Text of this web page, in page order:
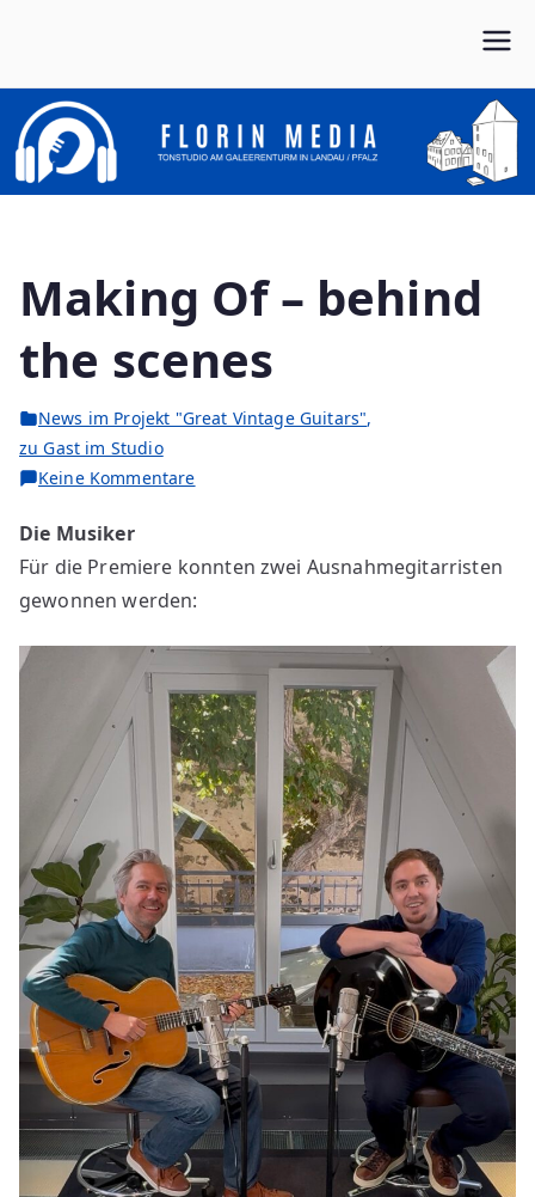
springen
FLORIN MEDIA
Von Anfang bis Ende dein Partner im Musikbusiness
Making Of – behind
the scenes
News im Projekt "Great Vintage Guitars",
zu Gast im Studio
Keine Kommentarezu
–
behind
scenes
Die Musiker
Für die Premiere konnten zwei Ausnahmegitarristen
gewonnen werden: